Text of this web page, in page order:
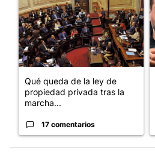
Qué queda de la ley de
propiedad privada tras la
marcha...
17 comentarios